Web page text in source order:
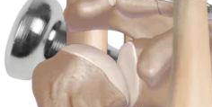
Interne Fixierung von
Operationsverfahren